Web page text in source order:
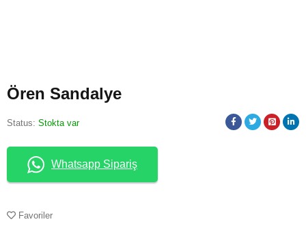
Ören Sandalye
Status: Stokta var
Whatsapp Sipariş
Favoriler